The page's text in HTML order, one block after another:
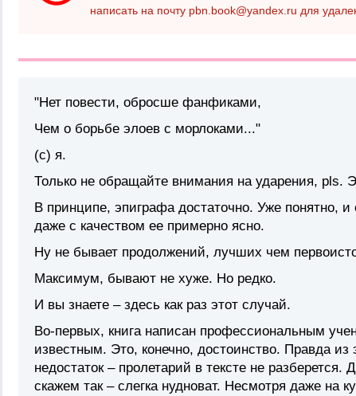
написать на почту pbn.book@yandex.ru для
"Нет повести, обросше фанфиками,
Чем о борьбе элоев с морлоками..."
(с) я.
Только не обращайте внимания на ударения, pls.
В принципе, эпиграфа достаточно. Уже понятно, и
даже с качеством ее примерно ясно.
Ну не бывает продолжений, лучших чем
Максимум, бывают не хуже. Но редко.
И вы знаете – здесь как раз этот случай.
Во-первых, книга написан профессиональным
известным. Это, конечно, достоинство. Правда из
недостаток – пролетарий в тексте не разберется.
скажем так – слегка нудноват. Несмотря даже на